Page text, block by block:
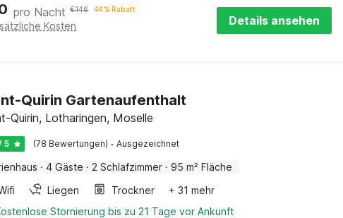
pro Nacht €146 44 % Rabatt
Kosten Details ansehen
Quirin Gartenaufenthalt
Quirin, Lotharingen, Moselle
5 (78 Bewertungen) · Ausgezeichnet
· 4 Gäste · 2 Schlafzimmer · 95 m² Fläche
Liegen Trockner
+ 31 mehr
Stornierung bis zu 21 Tage vor Ankunft